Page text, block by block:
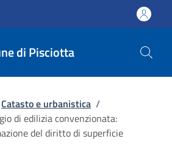
di Pisciotta
Catasto e urbanistica /
di edilizia convenzionata:
del diritto di superficie